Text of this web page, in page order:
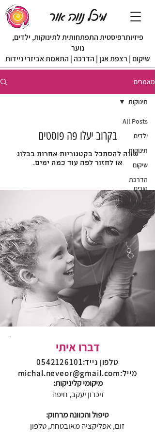
פיזיותרפיסטית התפתחותית לתינוקות, ילדים,
נוער
שיקום | רצפת אגן | הדרכה | התאמת אביזרי ניידות
מיכל נווה אור
מאמרים
All Posts
ילדים
תינוקות
שיקום
הדרכת
הורים
רצפת אגן
תינוקות
בקרוב יעלו פה פוסטים
שווה להסתכל בקטגוריות אחרות בבלוג
או לחזור לפה עוד כמה ימים.
דברו איתי
טלפון נייד:
0542126101
מייל:
michal.neveor@gmail.com
:מיקומי קליניקות
זיכרון יעקב, חיפה
:טיפול והכוונה מרחוק
זום, אפליקציה מאובטחת, טלפון